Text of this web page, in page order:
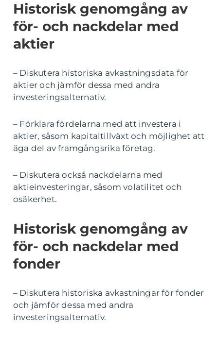
Historisk genomgång av
för- och nackdelar med
aktier
– Diskutera historiska avkastningsdata för
aktier och jämför dessa med andra
investeringsalternativ.
– Förklara fördelarna med att investera i
aktier, såsom kapitaltillväxt och möjlighet att
äga del av framgångsrika företag.
– Diskutera också nackdelarna med
aktieinvesteringar, såsom volatilitet och
osäkerhet.
Historisk genomgång av
för- och nackdelar med
fonder
– Diskutera historiska avkastningar för fonder
och jämför dessa med andra
investeringsalternativ.